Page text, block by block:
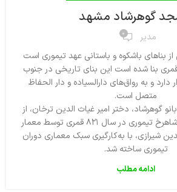
گوهرشاد مشهد
مدیر 0
بناهاي باشكوه و باستاني عهد تيموري است
بنا شده است اين بناي تاريخي در جنوب
و به رواق‌‌هاي دارالسياده و دار الحفاظ
متصل است.
گوهرشاد، دختر امير غياث الدين ترخان، از
امراي جغتايي، همسر شاهرخ تيموري در سال ۸۲۱ قمري توسط معمار
شيرازي، با به‌كارگيري سبك معماري دوران
تيموري ساخته شد.
ادامه مطلب